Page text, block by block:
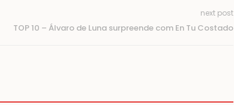
next post
TOP 10 – Álvaro de Luna surpreende com En Tu Costado